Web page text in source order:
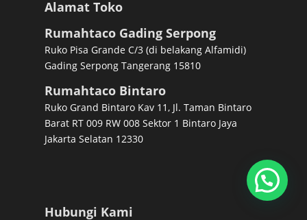
Alamat Toko
Rumahtaco Gading Serpong
Ruko Pisa Grande C/3 (di belakang Alfamidi)
Gading Serpong Tangerang 15810
Rumahtaco Bintaro
Ruko Grand Bintaro Kav 11, Jl. Taman Bintaro
Barat RT 009 RW 008 Sektor 1 Bintaro Jaya
Jakarta Selatan 12330
Hubungi Kami